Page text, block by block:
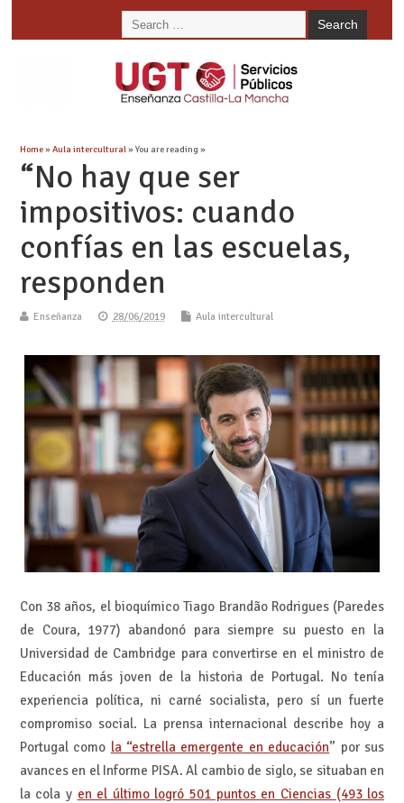
Home»Aula intercultural» You are reading »
“No hay que ser
impositivos: cuando
confías en las escuelas,
responden
Enseñanza 28/06/2019 Aula intercultural
Con 38 años, el bioquímico Tiago Brandão Rodrigues (Paredes
de Coura, 1977) abandonó para siempre su puesto en la
Universidad de Cambridge para convertirse en el ministro de
Educación más joven de la historia de Portugal. No tenía
experiencia política, ni carné socialista, pero sí un fuerte
compromiso social. La prensa internacional describe hoy a
Portugal como la “estrella emergente en educación” por sus
avances en el Informe PISA. Al cambio de siglo, se situaban en
la cola y en el último logró 501 puntos en Ciencias (493 los